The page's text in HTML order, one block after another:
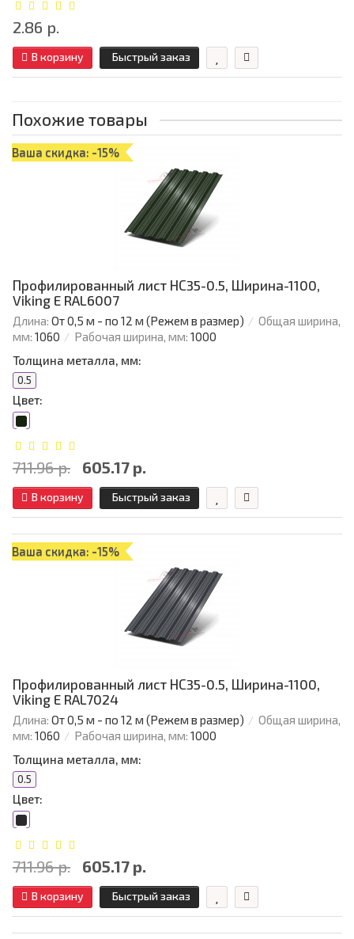
2.86 р.
В корзину Быстрый заказ
Похожие товары
Ваша скидка: -15%
Профилированный лист НС35-0.5, Ширина-1100,
Viking E RAL6007
Длина: От 0,5 м - по 12 м (Режем в размер)
Общая ширина,
мм: 1060 Рабочая ширина, мм: 1000
Толщина металла, мм:
0.5
Цвет:
711.96 р. 605.17 р.
В корзину Быстрый заказ
Ваша скидка: -15%
Профилированный лист НС35-0.5, Ширина-1100,
Viking E RAL7024
Длина: От 0,5 м - по 12 м (Режем в размер)
Общая ширина,
мм: 1060 Рабочая ширина, мм: 1000
Толщина металла, мм:
0.5
Цвет:
711.96 р. 605.17 р.
В корзину Быстрый заказ